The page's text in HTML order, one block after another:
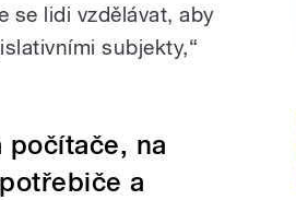
se lidi vzdělávat, aby
subjekty,“
na
a